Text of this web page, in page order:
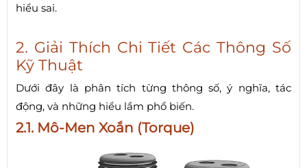
hiểu sai.
2. Giải Thích Chi Tiết Các Thông Số
Kỹ Thuật
Dưới đây là phân tích từng thông số, ý nghĩa, tác
động, và những hiểu lầm phổ biến.
2.1. Mô-Men Xoắn (Torque)